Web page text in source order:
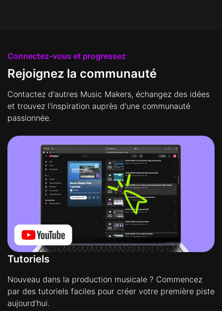
Connectez-vous et progressez
Rejoignez la communauté
Contactez d'autres Music Makers, échangez des idées
et trouvez l'inspiration auprès d'une communauté
passionnée.
Tutoriels
Nouveau dans la production musicale ? Commencez
par des tutoriels faciles pour créer votre première piste
aujourd'hui.